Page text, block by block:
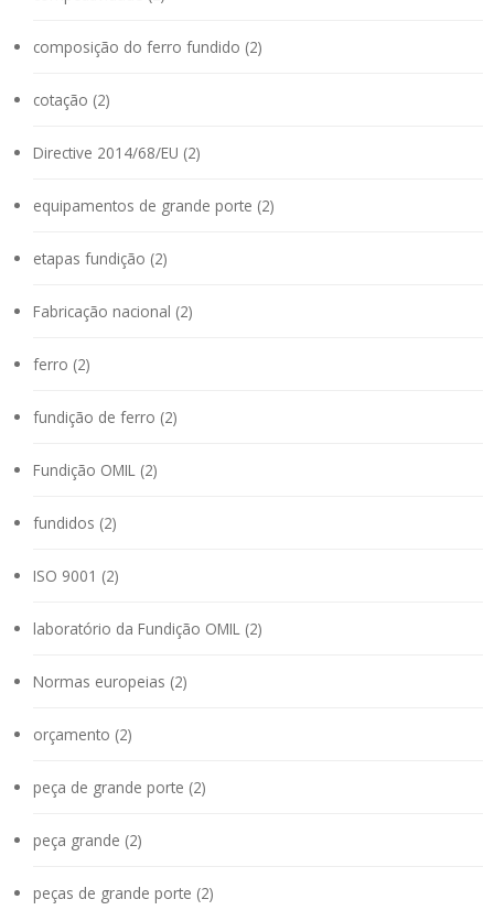
composição do ferro fundido (2)
cotação (2)
Directive 2014/68/EU (2)
equipamentos de grande porte (2)
etapas fundição (2)
Fabricação nacional (2)
ferro (2)
fundição de ferro (2)
Fundição OMIL (2)
fundidos (2)
ISO 9001 (2)
laboratório da Fundição OMIL (2)
Normas europeias (2)
orçamento (2)
peça de grande porte (2)
peça grande (2)
peças de grande porte (2)